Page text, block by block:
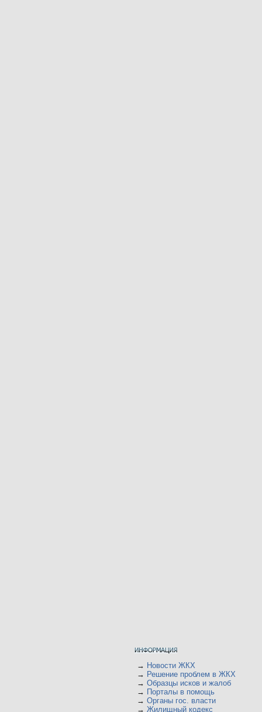
→ Новости ЖКХ
→ Решение проблем в ЖКХ
→ Образцы исков и жалоб
→ Порталы в помощь
→ Органы гос. власти
→ Жилищный кодекс